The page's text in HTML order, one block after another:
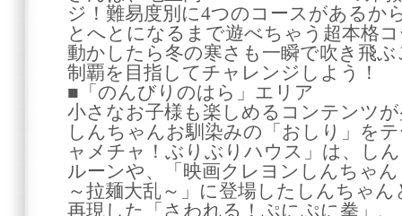
ジ！難易度別に4つのコースがあるか
とへとになるまで遊べちゃう超本格
動かしたら冬の寒さも一瞬で吹き飛
制覇を目指してチャレンジしよう！
■「のんびりのはら」エリア
小さなお子様も楽しめるコンテンツ
しんちゃんお馴染みの「おしり」を
ャメチャ！ぶりぶりハウス」は、し
ルーンや、「映画クレヨンしんちゃ
～拉麺大乱～」に登場したしんちゃ
再現した「さわれる！ぷにぷに拳」